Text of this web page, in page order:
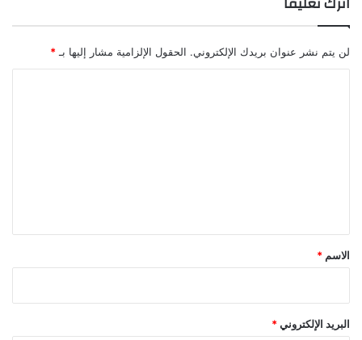
لن يتم نشر عنوان بريدك الإلكتروني. الحقول الإلزامية مشار إليها بـ *
*
الاسم *
البريد الإلكتروني*